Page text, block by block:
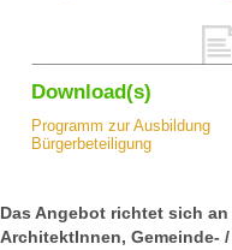
Download(s)
Programm zur Ausbildung
Bürgerbeteiligung
Das Angebot richtet sich
ArchitektInnen, Gemeinde-